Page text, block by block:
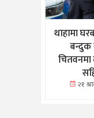
थाहामा
बन्दुक
२१